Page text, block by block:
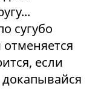
сугубо
если
докапывайся